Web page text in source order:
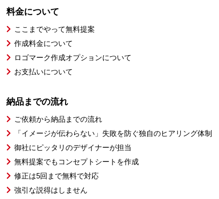
料金について
ここまでやって無料提案
作成料金について
ロゴマーク作成オプションについて
お支払いについて
納品までの流れ
ご依頼から納品までの流れ
「イメージが伝わらない」失敗を防ぐ独自のヒアリング体制
御社にピッタリのデザイナーが担当
無料提案でもコンセプトシートを作成
修正は5回まで無料で対応
強引な説得はしません